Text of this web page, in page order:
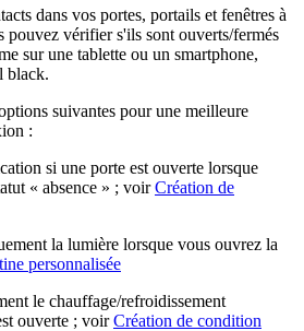
dans vos portes, portails et fenêtres à
vérifier s'ils sont ouverts/fermés
sur une tablette ou un smartphone,
black.
suivantes pour une meilleure
:
si une porte est ouverte lorsque
« absence » ; voirCréation de
la lumière lorsque vous ouvrez la
personnalisée
le chauffage/refroidissement
ouverte ; voirCréation de condition